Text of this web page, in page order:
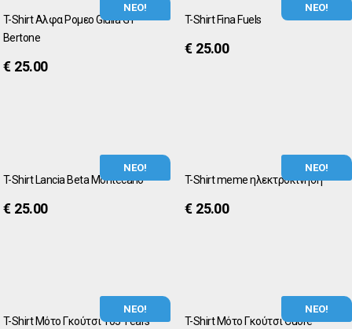
ΝΕΟ!
T-Shirt Αλφα Ρομεο Giulia GT
Bertone
€ 25.00
ΝΕΟ!
T-Shirt Fina Fuels
€ 25.00
ΝΕΟ!
T-Shirt Lancia Beta Montecarlo
€ 25.00
ΝΕΟ!
T-Shirt meme ηλεκτροκίνηση
€ 25.00
ΝΕΟ!
T-Shirt Μότο Γκούτσι 105 Years
ΝΕΟ!
T-Shirt Μότο Γκούτσι Cuore